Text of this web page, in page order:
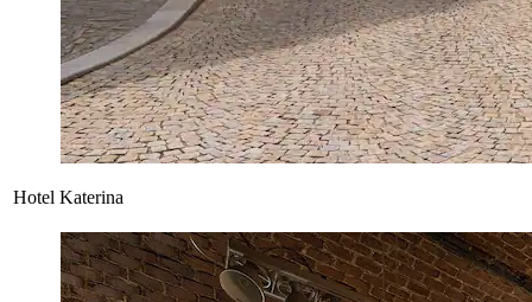
Hotel Katerina